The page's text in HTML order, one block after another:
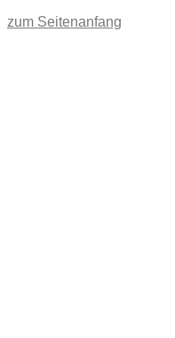
zum Seitenanfang